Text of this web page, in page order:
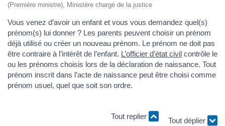
(Première ministre), Ministère chargé de la justice
Vous venez d’avoir un enfant et vous vous demandez quel(s)
prénom(s) lui donner ? Les parents peuvent choisir un prénom
déjà utilisé ou créer un nouveau prénom. Le prénom ne doit pas
être contraire à l’intérêt de l’enfant. L’officier d’état civil contrôle le
ou les prénoms choisis lors de la déclaration de naissance. Tout
prénom inscrit dans l’acte de naissance peut être choisi comme
prénom usuel, quel que soit son ordre.
Tout replier
Tout déplier